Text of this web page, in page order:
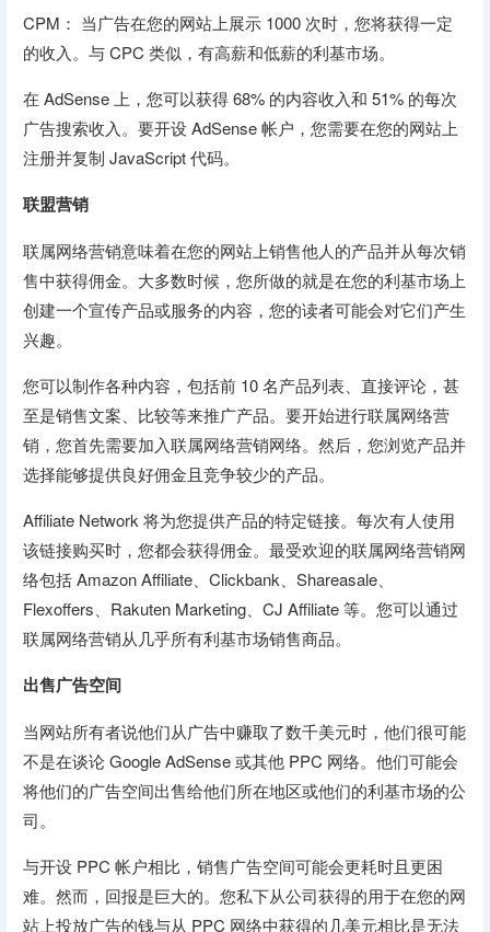
CPM： 当广告在您的网站上展示 1000 次时，您将获得一定
的收入。与 CPC 类似，有高薪和低薪的利基市场。
在 AdSense 上，您可以获得 68% 的内容收入和 51% 的每次
广告搜索收入。要开设 AdSense 帐户，您需要在您的网站上
注册并复制 JavaScript 代码。
联盟营销
联属网络营销意味着在您的网站上销售他人的产品并从每次销
售中获得佣金。大多数时候，您所做的就是在您的利基市场上
创建一个宣传产品或服务的内容，您的读者可能会对它们产生
兴趣。
您可以制作各种内容，包括前 10 名产品列表、直接评论，甚
至是销售文案、比较等来推广产品。要开始进行联属网络营
销，您首先需要加入联属网络营销网络。然后，您浏览产品并
选择能够提供良好佣金且竞争较少的产品。
Affiliate Network 将为您提供产品的特定链接。每次有人使用
该链接购买时，您都会获得佣金。最受欢迎的联属网络营销网
络包括 Amazon Affiliate、Clickbank、Shareasale、
Flexoffers、Rakuten Marketing、CJ Affiliate 等。您可以通过
联属网络营销从几乎所有利基市场销售商品。
出售广告空间
当网站所有者说他们从广告中赚取了数千美元时，他们很可能
不是在谈论 Google AdSense 或其他 PPC 网络。他们可能会
将他们的广告空间出售给他们所在地区或他们的利基市场的公
司。
与开设 PPC 帐户相比，销售广告空间可能会更耗时且更困
难。然而，回报是巨大的。您私下从公司获得的用于在您的网
站上投放广告的钱与从 PPC 网络中获得的几美元相比是无法